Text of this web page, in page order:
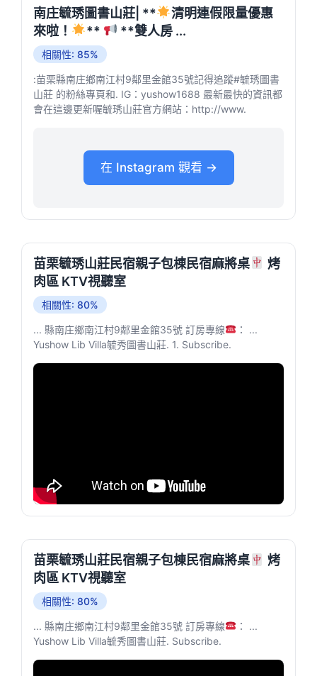
南庄毓琇圖書山莊| **
清明連假限量優惠
來啦！
** **雙人房 ...
相關性: 85%
:苗栗縣南庄鄉南江村9鄰里金館35號記得追蹤#毓琇圖書
山莊 的粉絲專頁和. IG：yushow1688 最新最快的資訊都
會在這邊更新喔毓琇山莊官方網站：http://www.
在 Instagram 觀看 →
苗栗毓琇山莊民宿親子包棟民宿麻將桌
烤
肉區 KTV視聽室
相關性: 80%
... 縣南庄鄉南江村9鄰里金館35號 訂房專線
： ...
Yushow Lib Villa毓秀圖書山莊. 1. Subscribe.
苗栗毓琇山莊民宿親子包棟民宿麻將桌
烤
肉區 KTV視聽室
相關性: 80%
... 縣南庄鄉南江村9鄰里金館35號 訂房專線
： ...
Yushow Lib Villa毓秀圖書山莊. Subscribe.